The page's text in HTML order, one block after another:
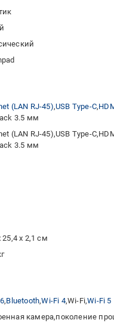
(LAN RJ-45) USB Type-C
3.5 мм
(LAN RJ-45) USB Type-C
3.5 мм
25,4 x 2,1 см
Bluetooth Wi-Fi 4 Wi-Fi Wi-Fi 5
камера поколение